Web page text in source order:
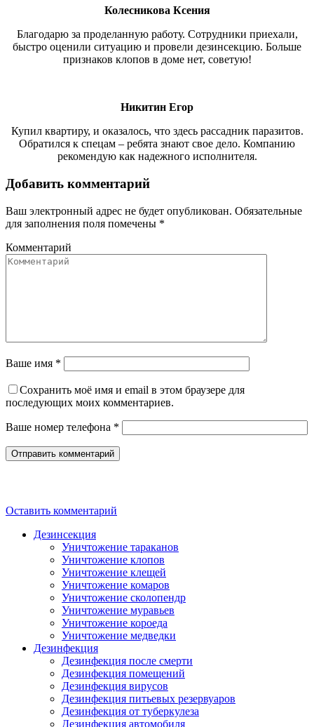
Колесникова Ксения
Благодарю за проделанную работу. Сотрудники приехали,
быстро оценили ситуацию и провели дезинсекцию. Больше
признаков клопов в доме нет, советую!
Никитин Егор
Купил квартиру, и оказалось, что здесь рассадник паразитов.
Обратился к спецам – ребята знают свое дело. Компанию
рекомендую как надежного исполнителя.
Добавить комментарий
Ваш электронный адрес не будет опубликован. Обязательные
для заполнения поля помечены *
Комментарий
Ваше имя *
Сохранить моё имя и email в этом браузере для
последующих моих комментариев.
Ваше номер телефона *
Оставить комментарий
Дезинсекция
Уничтожение тараканов
Уничтожение клопов
Уничтожение клещей
Уничтожение комаров
Уничтожение сколопендр
Уничтожение муравьев
Уничтожение короеда
Уничтожение медведки
Дезинфекция
Дезинфекция после смерти
Дезинфекция помещений
Дезинфекция вирусов
Дезинфекция питьевых резервуаров
Дезинфекция от туберкулеза
Дезинфекция автомобиля